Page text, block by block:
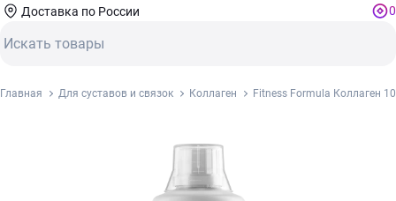
Доставка по России 0
Главная Для суставов и связок Коллаген Fitness Formula Коллаген